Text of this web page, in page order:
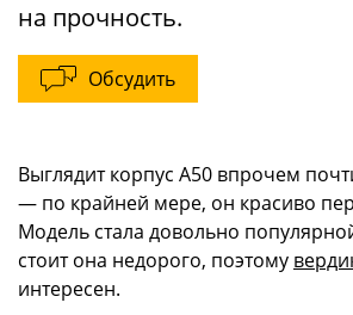
на прочность.
Обсудить
Выглядит корпус A50 впрочем
— по крайней мере, он красиво
Модель стала довольно
стоит она недорого, поэтому
интересен.